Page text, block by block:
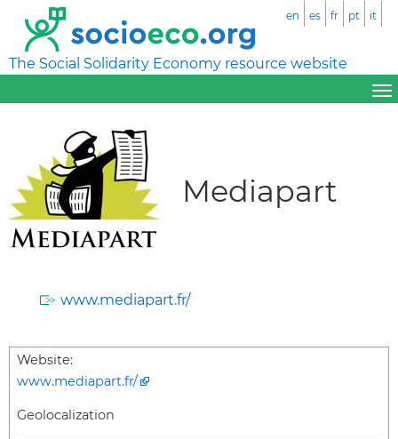
The Social Solidarity Economy resource website
en es fr pt it
Mediapart
www.mediapart.fr/
Website:
www.mediapart.fr/
Geolocalization